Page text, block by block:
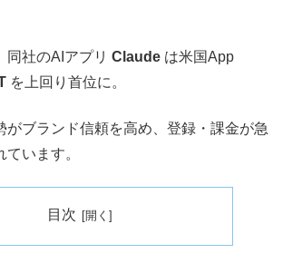
同社のAIアプリ Claude は米国App
を上回り首位に。
がブランド信頼を高め、登録・課金が急
います。
目次